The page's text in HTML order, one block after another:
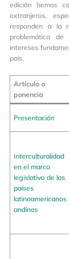
edición hemos
extranjeros,
responden a la
problemática
intereses
país.
Artículo o
ponencia
Presentación
Interculturalidad
en el marco
legislativo de los
países
latinoamericanos
andinos